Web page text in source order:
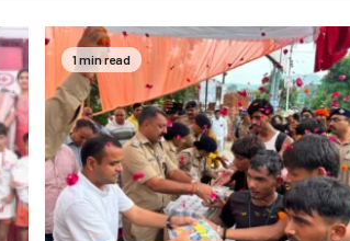
1 min read